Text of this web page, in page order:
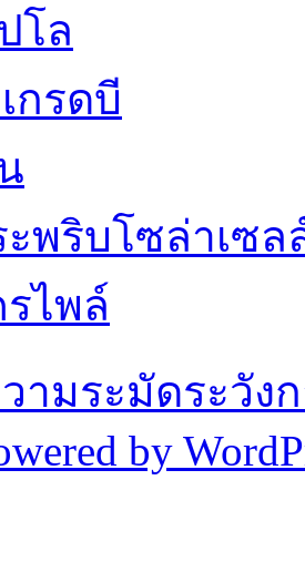
โล
กรดบี
พริบโซล่าเซล
ไพล์
วามระมัดระวัง
by